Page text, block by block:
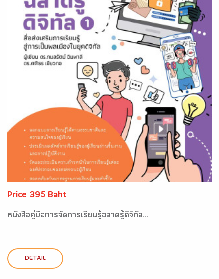
Price 395 Baht
หนังสือคู่มือการจัดการเรียนรู้ฉลาดรู้ดิจิทัล...
DETAIL